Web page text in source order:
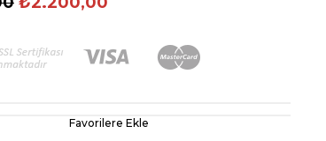
Favorilere Ekle